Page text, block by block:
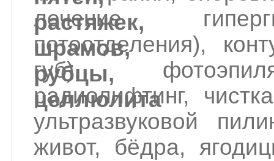
лечение
потоотделения),
губ),
радиолифтинг,
ультразвуковой
живот, бёдра,